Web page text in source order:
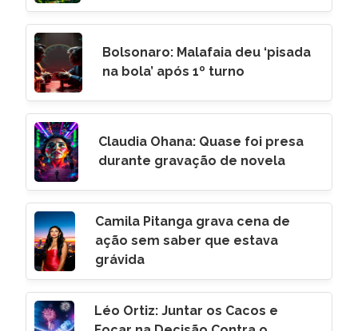
Bolsonaro: Malafaia deu ‘pisada
na bola’ após 1º turno
Claudia Ohana: Quase foi presa
durante gravação de novela
Camila Pitanga grava cena de
ação sem saber que estava
grávida
Léo Ortiz: Juntar os Cacos e